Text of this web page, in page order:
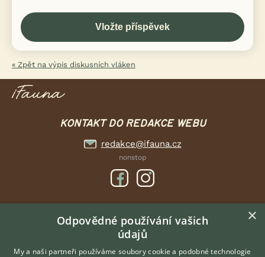
« Zpět na výpis diskusních vláken
KONTAKT DO REDAKCE WEBU
redakce@ifauna.cz
nonstop
DOMOVSKÁ STRÁNKA
INZERCE
DISKUSE
×
Odpovědné používání vašich
údajů
My a naši partneři používáme soubory cookie a podobné technologie